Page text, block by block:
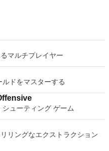
るのと同じユーザー名とパスワ
Quality Virtual Machines -
64GB memory. Enhanced
(6to4 and 4to6). Virtual
2GB. Enhanced Connectivity -
printers, and Skype support.
UHD and QHD+ support.
making the leap over to
like this, you'll get to try out
in a safe sandboxed
to install the OS natively.
just support Microsofts OS,
including Ubuntu, Red Hat,
sports a clean and crisp layout
application does not take a long
a free terminal emulator,
or SSH
is a good choice.
す。 インストールや構成の問
の利点を体験してください。
シン間でデータを共有します。
想マシンを実行します。 2-
サードパーティの仮想マシン
トコンピューターと仮想マシ
広いホストおよびゲストオペ
のサポー
報を取得します。 直感的なホ
介して仮想マシンに簡単にアク
PC仮想マシンもサポートして
マルチプレイヤー
ドをマスターする
ューティング ゲーム
リングなエクストラクション